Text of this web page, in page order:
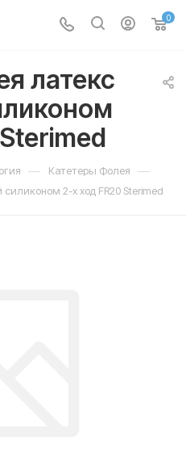
0
латекс
— Катетеры Фолея —
2-х ход FR20 Sterimed